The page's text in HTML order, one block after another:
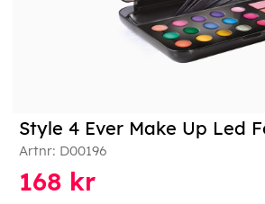
Style 4 Ever Make Up Led
Artnr: D00196
168 kr